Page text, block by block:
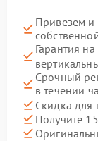
Привезем и
Гарантия
Срочный
в течении
Скидка для
Получите